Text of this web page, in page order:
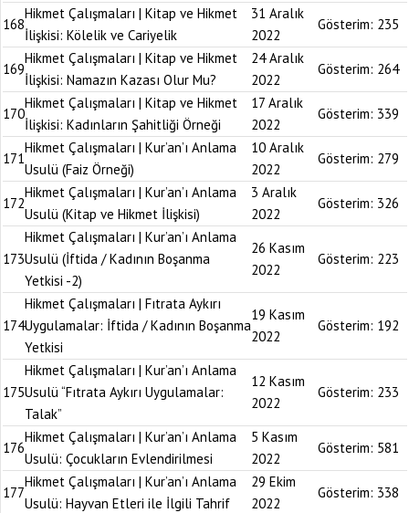
168
Hikmet Çalışmaları | Kitap ve Hikmet
İlişkisi: Kölelik ve Cariyelik
31 Aralık
2022
Gösterim: 235
169
Hikmet Çalışmaları | Kitap ve Hikmet
İlişkisi: Namazın Kazası Olur Mu?
24 Aralık
2022
Gösterim: 264
170
Hikmet Çalışmaları | Kitap ve Hikmet
İlişkisi: Kadınların Şahitliği Örneği
17 Aralık
2022
Gösterim: 339
171
Hikmet Çalışmaları | Kur’an’ı Anlama
Usulü (Faiz Örneği)
10 Aralık
2022
Gösterim: 279
172
Hikmet Çalışmaları | Kur’an’ı Anlama
Usulü (Kitap ve Hikmet İlişkisi)
3 Aralık
2022
Gösterim: 326
173
Hikmet Çalışmaları | Kur’an’ı Anlama
Usulü (İftida / Kadının Boşanma
Yetkisi -2)
26 Kasım
2022
Gösterim: 223
174
Hikmet Çalışmaları | Fıtrata Aykırı
Uygulamalar: İftida / Kadının Boşanma
Yetkisi
19 Kasım
2022
Gösterim: 192
175
Hikmet Çalışmaları | Kur’an’ı Anlama
Usulü “Fıtrata Aykırı Uygulamalar:
Talak”
12 Kasım
2022
Gösterim: 233
176
Hikmet Çalışmaları | Kur’an’ı Anlama
Usulü: Çocukların Evlendirilmesi
5 Kasım
2022
Gösterim: 581
177
Hikmet Çalışmaları | Kur’an’ı Anlama
Usulü: Hayvan Etleri ile İlgili Tahrif
29 Ekim
2022
Gösterim: 338